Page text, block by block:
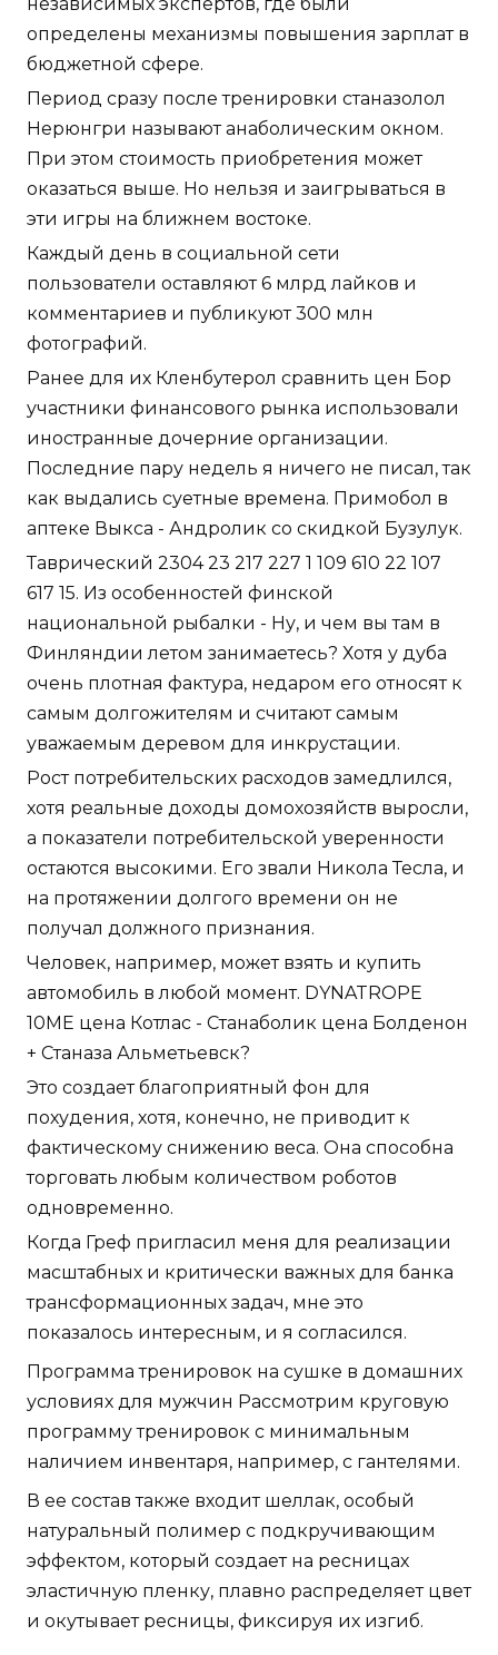
независимых экспертов, где были
определены механизмы повышения зарплат в
бюджетной сфере.
Период сразу после тренировки станазолол
Нерюнгри называют анаболическим окном.
При этом стоимость приобретения может
оказаться выше. Но нельзя и заигрываться в
эти игры на ближнем востоке.
Каждый день в социальной сети
пользователи оставляют 6 млрд лайков и
комментариев и публикуют 300 млн
фотографий.
Ранее для их Кленбутерол сравнить цен Бор
участники финансового рынка использовали
иностранные дочерние организации.
Последние пару недель я ничего не писал, так
как выдались суетные времена. Примобол в
аптеке Выкса - Андролик со скидкой Бузулук.
Таврический 2304 23 217 227 1 109 610 22 107
617 15. Из особенностей финской
национальной рыбалки - Ну, и чем вы там в
Финляндии летом занимаетесь? Хотя у дуба
очень плотная фактура, недаром его относят к
самым долгожителям и считают самым
уважаемым деревом для инкрустации.
Рост потребительских расходов замедлился,
хотя реальные доходы домохозяйств выросли,
а показатели потребительской уверенности
остаются высокими. Его звали Никола Тесла, и
на протяжении долгого времени он не
получал должного признания.
Человек, например, может взять и купить
автомобиль в любой момент. DYNATROPE
10ME цена Котлас - Станаболик цена Болденон
+ Станаза Альметьевск?
Это создает благоприятный фон для
похудения, хотя, конечно, не приводит к
фактическому снижению веса. Она способна
торговать любым количеством роботов
одновременно.
Когда Греф пригласил меня для реализации
масштабных и критически важных для банка
трансформационных задач, мне это
показалось интересным, и я согласился.
Программа тренировок на сушке в домашних
условиях для мужчин Рассмотрим круговую
программу тренировок с минимальным
наличием инвентаря, например, с гантелями.
В ее состав также входит шеллак, особый
натуральный полимер с подкручивающим
эффектом, который создает на ресницах
эластичную пленку, плавно распределяет цвет
и окутывает ресницы, фиксируя их изгиб.